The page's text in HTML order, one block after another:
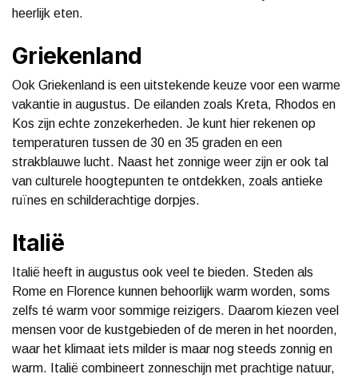
heerlijk eten.
Griekenland
Ook Griekenland is een uitstekende keuze voor een warme
vakantie in augustus. De eilanden zoals Kreta, Rhodos en
Kos zijn echte zonzekerheden. Je kunt hier rekenen op
temperaturen tussen de 30 en 35 graden en een
strakblauwe lucht. Naast het zonnige weer zijn er ook tal
van culturele hoogtepunten te ontdekken, zoals antieke
ruïnes en schilderachtige dorpjes.
Italië
Italië heeft in augustus ook veel te bieden. Steden als
Rome en Florence kunnen behoorlijk warm worden, soms
zelfs té warm voor sommige reizigers. Daarom kiezen veel
mensen voor de kustgebieden of de meren in het noorden,
waar het klimaat iets milder is maar nog steeds zonnig en
warm. Italië combineert zonneschijn met prachtige natuur,